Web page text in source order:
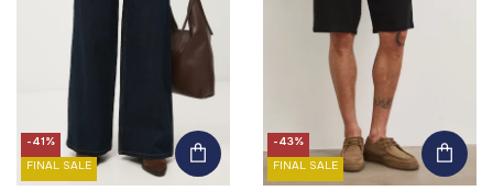
-41%
FINAL SALE
-43%
FINAL SALE